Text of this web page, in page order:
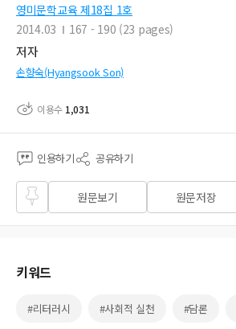
영미문학교육 제18집 1호
2014.03
167 - 190 (23 pages)
저자
손향숙(Hyangsook Son)
이용수 1,031
인용하기 공유하기
즐겨
찾기
원문보기 원문저장
키워드
#리터러시 #사회적 실천 #담론